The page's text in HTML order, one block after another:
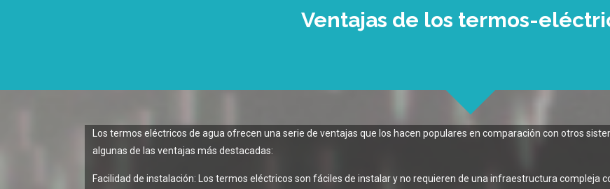
Ventajas de los termos-
Los termos eléctricos de agua ofrecen una serie de ventajas que los hacen populares en comparación con otros
algunas de las ventajas más destacadas:
Facilidad de instalación: Los termos eléctricos son fáciles de instalar y no requieren de una infraestructura compleja